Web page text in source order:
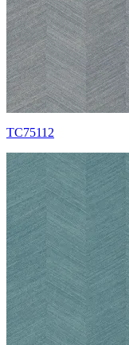
TC75112